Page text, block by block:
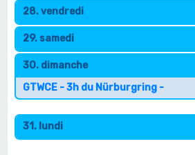
28. vendredi
29. samedi
30. dimanche
GTWCE - 3h du Nürburgring -
31. lundi